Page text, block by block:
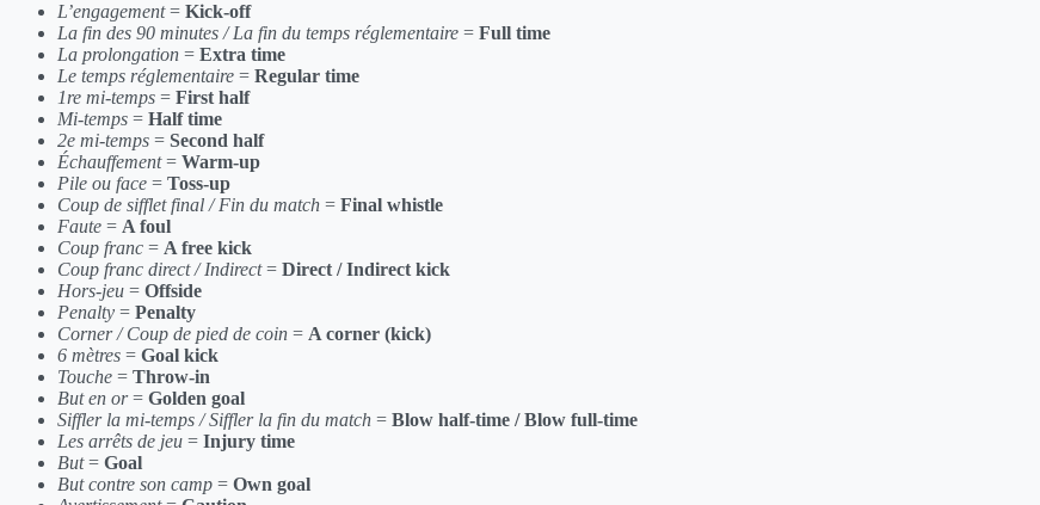
L’engagement= Kick-off
La fin des 90 minutes / La fin du temps réglementaire = Full time
La prolongation = Extra time
Le temps réglementaire = Regular time
1re mi-temps = First half
Mi-temps = Half time
2e mi-temps = Second half
Échauffement= Warm-up
Pile ou face = Toss-up
Coup de sifflet final / Fin du match = Final whistle
Faute = A foul
Coup franc = A free kick
Coup franc direct / Indirect= Direct / Indirect kick
Hors-jeu = Offside
Penalty = Penalty
Corner / Coup de pied de coin = A corner (kick)
6 mètres = Goal kick
Touche = Throw-in
But en or= Golden goal
Siffler la mi-temps / Siffler la fin du match = Blow half-time / Blow full-time
Les arrêts de jeu = Injury time
But= Goal
But contre son camp = Own goal